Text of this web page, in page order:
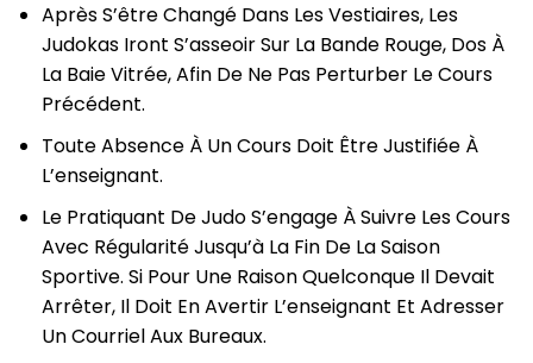
Après S’être Changé Dans Les Vestiaires, Les
Judokas Iront S’asseoir Sur La Bande Rouge, Dos À
La Baie Vitrée, Afin De Ne Pas Perturber Le Cours
Précédent.
Toute Absence À Un Cours Doit Être Justifiée À
L’enseignant.
Le Pratiquant De Judo S’engage À Suivre Les Cours
Avec Régularité Jusqu’à La Fin De La Saison
Sportive. Si Pour Une Raison Quelconque Il Devait
Arrêter, Il Doit En Avertir L’enseignant Et Adresser
Un Courriel Aux Bureaux.